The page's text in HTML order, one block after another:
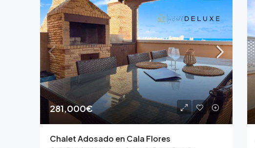
281,000€
Chalet Adosado en Cala Flores